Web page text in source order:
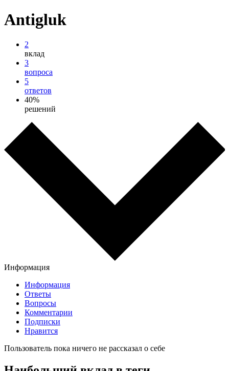
Antigluk
2
вклад
3
вопроса
5
ответов
40%
решений
Информация
Информация
Ответы
Вопросы
Комментарии
Подписки
Нравится
Пользователь пока ничего не рассказал о себе